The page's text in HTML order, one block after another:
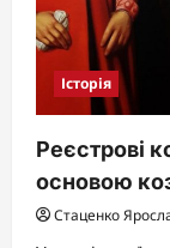
Історія
Реєстрові
основою
Стаценко